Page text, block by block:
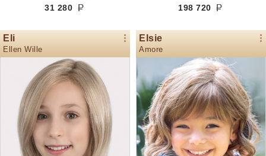
31 280 198 720
Eli
Ellen Wille
Elsie
Amore